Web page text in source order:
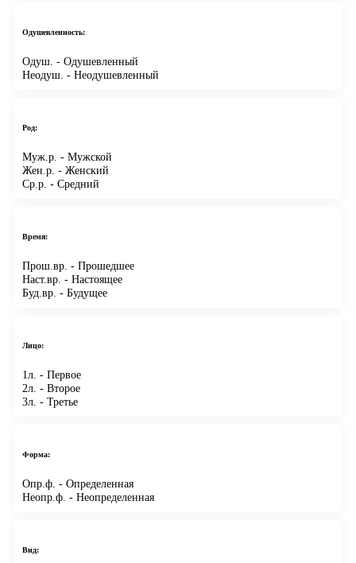
Одушевленность:
Одуш. - Одушевленный
Неодуш. - Неодушевленный
Род:
Муж.р. - Мужской
Жен.р. - Женский
Ср.р. - Средний
Время:
Прош.вр. - Прошедшее
Наст.вр. - Настоящее
Буд.вр. - Будущее
Лицо:
1л. - Первое
2л. - Второе
3л. - Третье
Форма:
Опр.ф. - Определенная
Неопр.ф. - Неопределенная
Вид: